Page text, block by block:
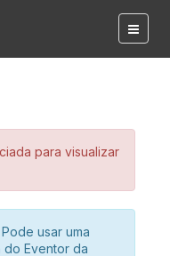
para visualizar
usar uma
do Eventor da